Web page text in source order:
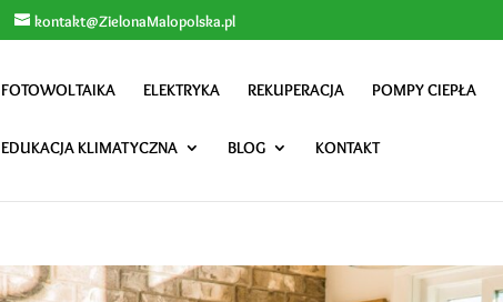
kontakt@ZielonaMalopolska.pl
FOTOWOLTAIKA ELEKTRYKA REKUPERACJA POMPY CIEPŁA
EDUKACJA KLIMATYCZNA BLOG KONTAKT